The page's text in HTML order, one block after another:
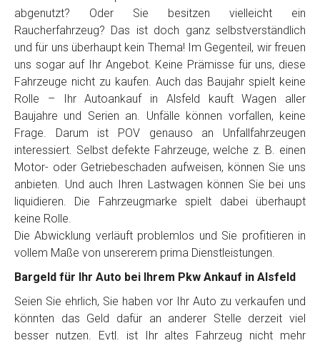
Telefon *
Email
PLZ und Ort
Foto Nr. 1
Foto Nr. 2
Foto Nr. 3
Sonstiges
abgenutzt? Oder Sie besitzen vielleicht ein
Raucherfahrzeug? Das ist doch ganz selbstverständlich
und für uns überhaupt kein Thema! Im Gegenteil, wir freuen
uns sogar auf Ihr Angebot. Keine Prämisse für uns, diese
Fahrzeuge nicht zu kaufen. Auch das Baujahr spielt keine
Rolle – Ihr Autoankauf in Alsfeld kauft Wagen aller
Baujahre und Serien an. Unfälle können vorfallen, keine
Frage. Darum ist POV genauso an Unfallfahrzeugen
interessiert. Selbst defekte Fahrzeuge, welche z. B. einen
Motor- oder Getriebeschaden aufweisen, können Sie uns
anbieten. Und auch Ihren Lastwagen können Sie bei uns
liquidieren. Die Fahrzeugmarke spielt dabei überhaupt
keine Rolle.
Die Abwicklung verläuft problemlos und Sie profitieren in
vollem Maße von unsererem prima Dienstleistungen.
Bargeld für Ihr Auto bei Ihrem Pkw Ankauf in Alsfeld
Seien Sie ehrlich, Sie haben vor Ihr Auto zu verkaufen und
könnten das Geld dafür an anderer Stelle derzeit viel
besser nutzen. Evtl. ist Ihr altes Fahrzeug nicht mehr